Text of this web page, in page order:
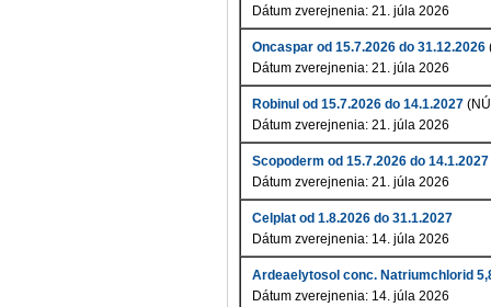
Dátum zverejnenia: 21. júla 2026
Oncaspar od 15.7.2026 do 31.12.2026
Dátum zverejnenia: 21. júla 2026
Robinul od 15.7.2026 do 14.1.2027
Dátum zverejnenia: 21. júla 2026
Scopoderm od 15.7.2026 do 14.1.2027
Dátum zverejnenia: 21. júla 2026
Celplat od 1.8.2026 do 31.1.2027
Dátum zverejnenia: 14. júla 2026
Ardeaelytosol conc. Natriumchlorid
Dátum zverejnenia: 14. júla 2026